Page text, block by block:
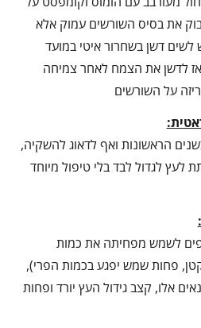
את בסיס השורשים עמוק אלא
דשן בשחרור איטי במועד
לדשן את הצמח לאחר צמיחה
על השורשים
הראשונות ואף לדאוג להשקיה,
לשמש מפחיתה את כמות
פחות שמש יפגע בכמות הפרי),
אלו, קצב גידול העץ יורד ופחות